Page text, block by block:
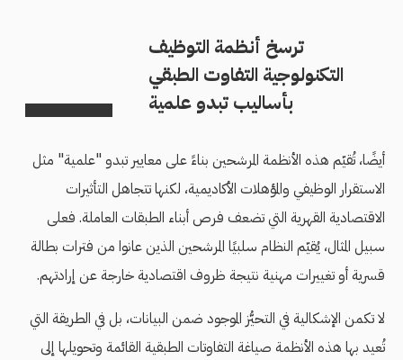
ترسخ أنظمة التوظيف
التكنولوجية التفاوت الطبقي
بأساليب تبدو علمية
أيضًا، تُقيّم هذه الأنظمة المرشحين بناءً على معايير تبدو "علمية" مثل
الاستقرار الوظيفي والمؤهلات الأكاديمية، لكنها تتجاهل التأثيرات
الاقتصادية القهرية التي تضعف فرص أبناء الطبقات العاملة. فعلى
سبيل المثال، يُقيّم النظام سلبيًا المرشحين الذين عانوا من فترات بطالة
قسرية أو تغييرات مهنية نتيجة ظروف اقتصادية خارجة عن إرادتهم.
لا تكمن الإشكالية في التحيُّز الموجود ضمن البيانات، بل في الطريقة التي
تُعيد بها هذه الأنظمة صياغة التفاوتات الطبقية القائمة وتحويلها إلى